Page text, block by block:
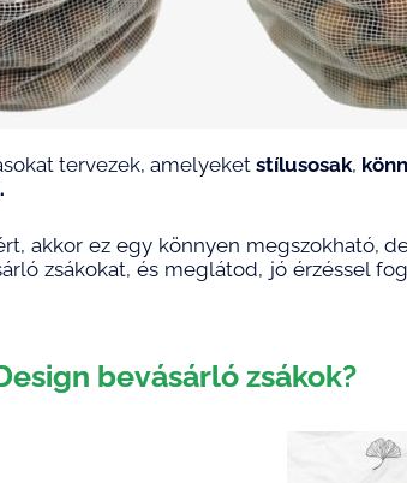
tervezek, amelyeket stílusosak,
akkor ez egy könnyen megszokható,
zsákokat, és meglátod, jó érzéssel
bevásárló zsákok?